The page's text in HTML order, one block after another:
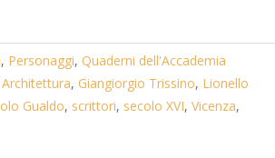
, Personaggi, Quaderni dell'Accademia
Architettura, Giangiorgio Trissino, Lionello
Gualdo, scrittori, secolo XVI, Vicenza,